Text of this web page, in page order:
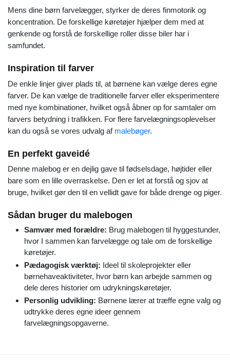
Mens dine børn farvelægger, styrker de deres finmotorik og
koncentration. De forskellige køretøjer hjælper dem med at
genkende og forstå de forskellige roller disse biler har i
samfundet.
Inspiration til farver
De enkle linjer giver plads til, at børnene kan vælge deres egne
farver. De kan vælge de traditionelle farver eller eksperimentere
med nye kombinationer, hvilket også åbner op for samtaler om
farvers betydning i trafikken. For flere farvelægningsoplevelser
kan du også se vores udvalg af malebøger.
En perfekt gaveidé
Denne malebog er en dejlig gave til fødselsdage, højtider eller
bare som en lille overraskelse. Den er let at forstå og sjov at
bruge, hvilket gør den til en vellidt gave for både drenge og piger.
Sådan bruger du malebogen
Samvær med forældre: Brug malebogen til hyggestunder,
hvor I sammen kan farvelægge og tale om de forskellige
køretøjer.
Pædagogisk værktøj: Ideel til skoleprojekter eller
børnehaveaktiviteter, hvor børn kan arbejde sammen og
dele deres historier om udrykningskøretøjer.
Personlig udvikling: Børnene lærer at træffe egne valg og
udtrykke deres egne ideer gennem
farvelægningsopgaverne.